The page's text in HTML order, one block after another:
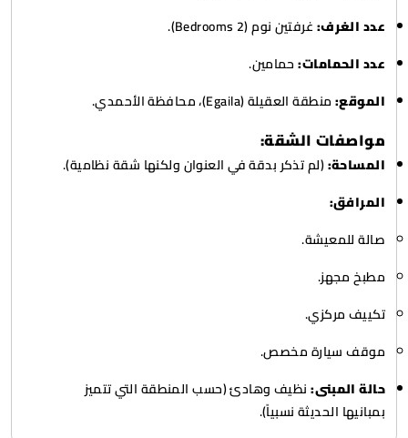
عدد الغرف:غرفتين نوم (2 Bedrooms).
عدد الحمامات:حمامين.
الموقع:منطقة العقيلة (Egaila)، محافظة الأحمدي.
مواصفات الشقة:
المساحة:(لم تذكر بدقة في العنوان ولكنها شقة نظامية).
المرافق:
صالة للمعيشة.
مطبخ مجهز.
تكييف مركزي.
موقف سيارة مخصص.
حالة المبنى:نظيف وهادئ (حسب المنطقة التي تتميز
بمبانيها الحديثة نسبياً).